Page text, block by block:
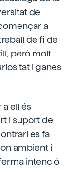
de
a
de fi de
però molt
i ganes
a ell és
i suport de
es fa
ambient i,
intenció